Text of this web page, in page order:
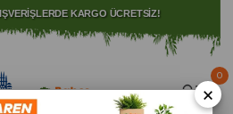
KARGO ÜCRETSİZ!
0
×